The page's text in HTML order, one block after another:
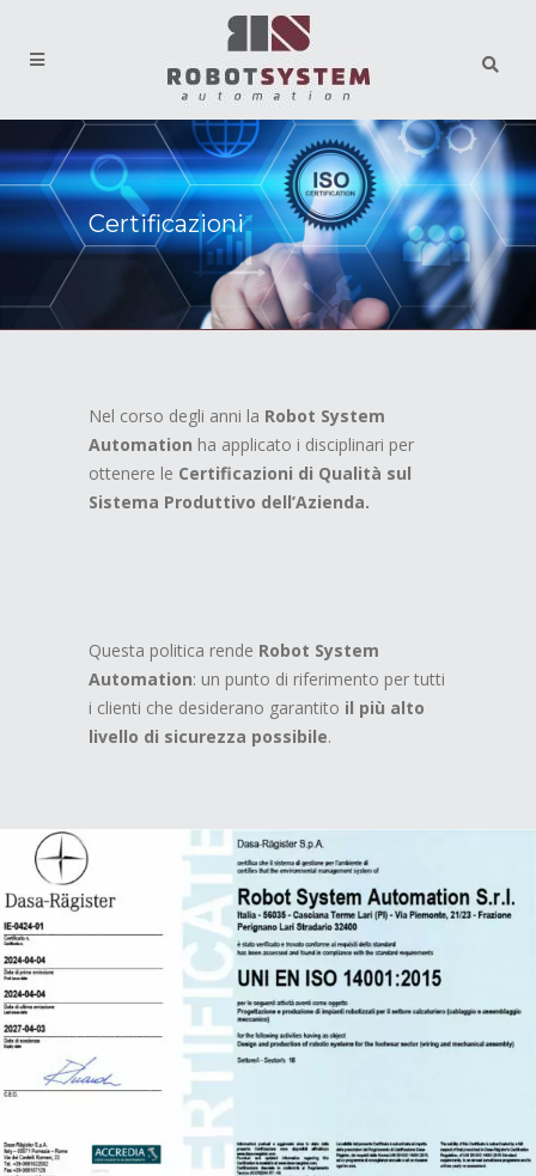
Certificazioni
Nel corso degli anni la Robot System
Automation ha applicato i disciplinari per
ottenere le Certificazioni di Qualità sul
Sistema Produttivo dell’Azienda.
Questa politica rende Robot System
Automation: un punto di riferimento per tutti
i clienti che desiderano garantito il più alto
livello di sicurezza possibile.